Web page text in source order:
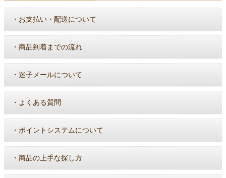
・ お支払い・配送について
・ 商品到着までの流れ
・ 迷子メールについて
・ よくある質問
・ ポイントシステムについて
・ 商品の上手な探し方